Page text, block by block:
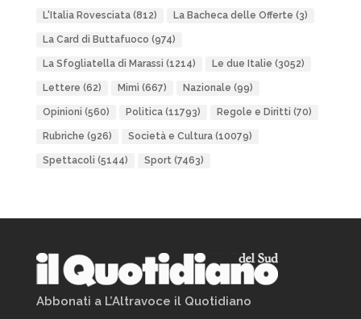
L'Italia Rovesciata(812) La Bacheca delle Offerte (3)
La Card di Buttafuoco (974)
La Sfogliatella di Marassi (1214) Le due Italie (3052)
Lettere (62) Mimì (667) Nazionale (99)
Opinioni (560) Politica(11793) Regole e Diritti (70)
Rubriche (926) Società e Cultura(10079)
Spettacoli (5144) Sport(7463)
Abbonati a L’Altravoce il Quotidiano